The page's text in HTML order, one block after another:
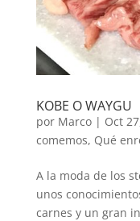
KOBE O WAYGU
por Marco| Oct
comemos, Qué
A la moda de los
unos
carnes y un gran